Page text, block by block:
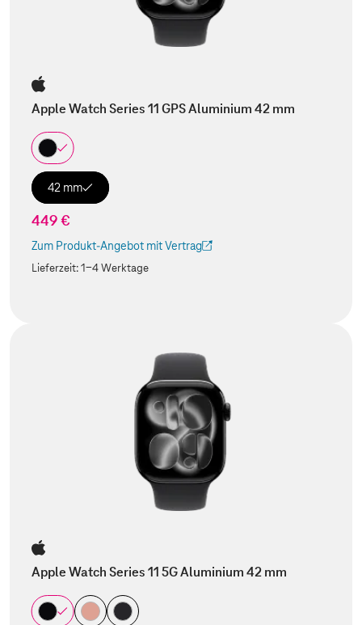
Apple Watch Series 11 GPS Aluminium 42 mm
42 mm
449 €
Zum Produkt-Angebot mit Vertrag
(Der Link wird in einem neuen Tab geöffnet)
Lieferzeit:1-4 Werktage
Apple Watch Series 11 5G Aluminium 42 mm